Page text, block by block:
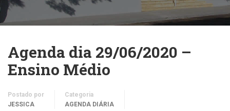
Agenda dia 29/06/2020 –
Ensino Médio
Postado por
JESSICA
Categoria
AGENDA DIÁRIA